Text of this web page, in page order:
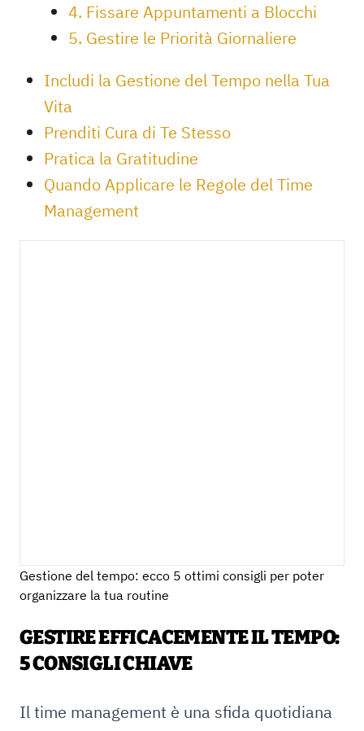
4. Fissare Appuntamenti a Blocchi
5. Gestire le Priorità Giornaliere
Includi la Gestione del Tempo nella Tua
Vita
Prenditi Cura di Te Stesso
Pratica la Gratitudine
Quando Applicare le Regole del Time
Management
Gestione del tempo: ecco 5 ottimi consigli per poter
organizzare la tua routine
GESTIRE EFFICACEMENTE IL TEMPO:
5 CONSIGLI CHIAVE
Il time management è una sfida quotidiana